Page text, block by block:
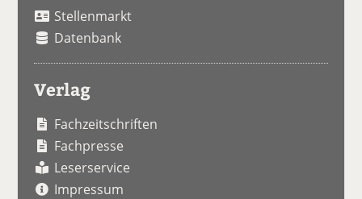
Stellenmarkt
Datenbank
Verlag
Fachzeitschriften
Fachpresse
Leserservice
Impressum